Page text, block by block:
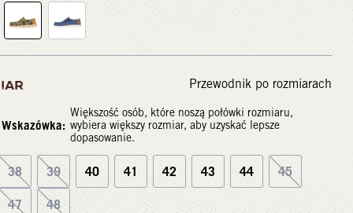
Przewodnik po rozmiarach
Wskazówka:
Większość osób, które noszą połówki rozmiaru,
wybiera większy rozmiar, aby uzyskać lepsze
dopasowanie.
38 39 40 41 42 43 44 45
47 48